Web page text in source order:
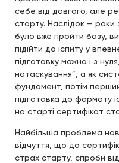
себе від довгого, але
старту. Наслідок — роки
було вже пройти базу,
підійти до іспиту у
підготовку можна і з
натаскування”, а як
фундамент, потім
підготовка до формату
на старті сертифікат
Найбільша проблема
відчуття, що до
страх старту, спроби